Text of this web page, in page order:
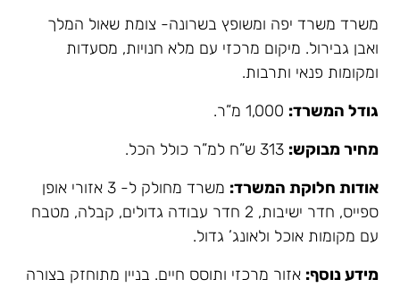
משרד משרד יפה ומשופץ בשרונה- צומת שאול המלך
ואבן גבירול. מיקום מרכזי עם מלא חנויות, מסעדות
ומקומות פנאי ותרבות.
גודל המשרד:
מחיר מבוקש:
אודות חלוקת המשרד:
משרד מחולק ל- 3 אזורי אופן
ספייס, חדר ישיבות, 2 חדר עבודה גדולים, קבלה, מטבח
עם מקומות אוכל ולאונג’ גדול.
מידע נוסף: אזור מרכזי ותוסס חיים. בניין מתוחזק בצורה